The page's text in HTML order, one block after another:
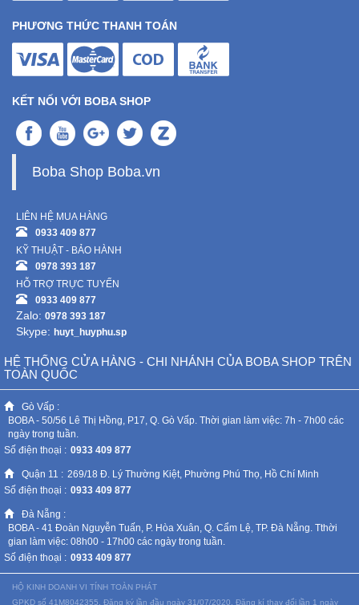
PHƯƠNG THỨC THANH TOÁN
KẾT NỐI VỚI BOBA SHOP
Boba Shop Boba.vn
LIÊN HỆ MUA HÀNG
0933 409 877
KỸ THUẬT - BẢO HÀNH
0978 393 187
HỖ TRỢ TRỰC TUYẾN
0933 409 877
Zalo: 0978 393 187
Skype: huyt_huyphu.sp
HỆ THỐNG CỬA HÀNG - CHI NHÁNH CỦA BOBA SHOP TRÊN
TOÀN QUỐC
Gò Vấp :
BOBA - 50/56 Lê Thị Hồng, P17, Q. Gò Vấp. Thời gian làm việc: 7h - 7h00 các
ngày trong tuần.
Số điện thoại : 0933 409 877
Quận 11 : 269/18 Đ. Lý Thường Kiệt, Phường Phú Thọ, Hồ Chí Minh
Số điện thoại : 0933 409 877
Đà Nẵng :
BOBA - 41 Đoàn Nguyễn Tuấn, P. Hòa Xuân, Q. Cẩm Lệ, TP. Đà Nẵng. Tthời
gian làm việc: 08h00 - 17h00 các ngày trong tuần.
Số điện thoại : 0933 409 877
HỘ KINH DOANH VI TÍNH TOÀN PHÁT
GPKD số 41M8042355. Đăng ký lần đầu ngày 31/07/2020. Đăng kí thay đổi lần 1 ngày